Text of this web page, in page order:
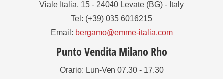
Viale Italia, 15 - 24040 Levate (BG) - Italy
Tel: (+39) 035 6016215
Email: bergamo@emme-italia.com
Punto Vendita Milano Rho
Orario: Lun-Ven 07.30 - 17.30